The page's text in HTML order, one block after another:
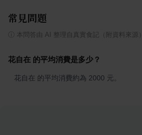
常見問題
本問答由 AI 整理自真實食記（附資料來源）
花自在 的平均消費是多少？
花自在 的平均消費約為 2000 元。